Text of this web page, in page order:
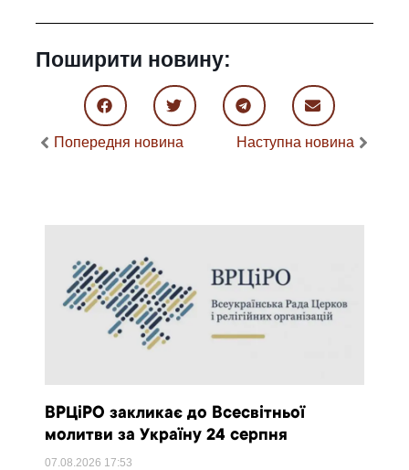
Поширити новину:
Попередня новина Наступна новина
ВРЦіРО закликає до Всесвітньої
молитви за Україну 24 серпня
07.08.2026 17:53